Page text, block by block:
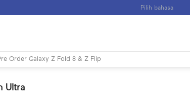
Order Galaxy Z Fold 8 & Z Flip
Ultra